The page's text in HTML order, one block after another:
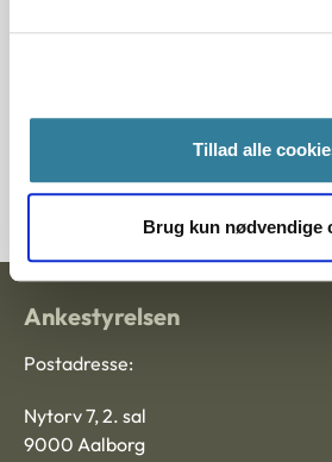
Tillad alle
Brug kun nødvendige
Journalnummer
201468-97
Ankestyrelsen
Postadresse:
Nytorv 7, 2. sal
9000 Aalborg